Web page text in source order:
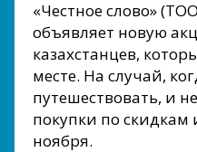
«Честное слово»
объявляет новую
казахстанцев,
месте. На случай,
путешествовать, и
покупки по
ноября.